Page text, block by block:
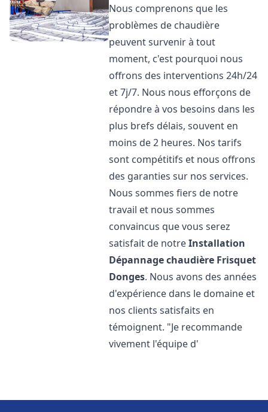
Nous comprenons que les
problèmes de chaudière
peuvent survenir à tout
moment, c'est pourquoi nous
offrons des interventions 24h/24
et 7j/7. Nous nous efforçons de
répondre à vos besoins dans les
plus brefs délais, souvent en
moins de 2 heures. Nos tarifs
sont compétitifs et nous offrons
des garanties sur nos services.
Nous sommes fiers de notre
travail et nous sommes
convaincus que vous serez
satisfait de notreInstallation
Dépannage chaudière Frisquet
Donges. Nous avons des années
d'expérience dans le domaine et
nos clients satisfaits en
témoignent. "Je recommande
vivement l'équipe d'